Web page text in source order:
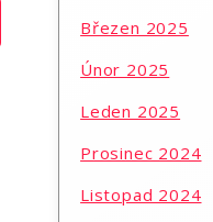
Březen 2025
Únor 2025
Leden 2025
Prosinec 2024
Listopad 2024